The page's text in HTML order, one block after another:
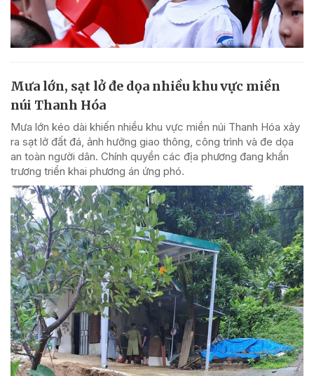
Mưa lớn, sạt lở đe dọa nhiều khu vực miền
núi Thanh Hóa
Mưa lớn kéo dài khiến nhiều khu vực miền núi Thanh Hóa xảy
ra sạt lở đất đá, ảnh hưởng giao thông, công trình và đe dọa
an toàn người dân. Chính quyền các địa phương đang khẩn
trương triển khai phương án ứng phó.